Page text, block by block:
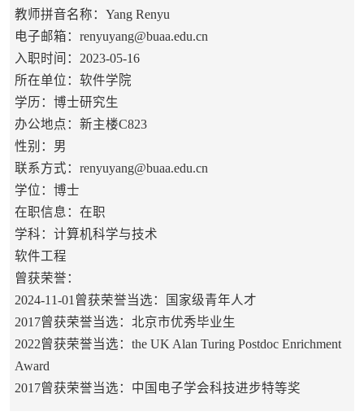
教师拼音名称：Yang Renyu
电子邮箱： renyuyang@buaa.edu.cn
入职时间：2023-05-16
所在单位：软件学院
学历：博士研究生
办公地点：新主楼C823
性别：男
联系方式：renyuyang@buaa.edu.cn
学位：博士
在职信息：在职
学科：计算机科学与技术
软件工程
曾获荣誉：
2024-11-01曾获荣誉当选：国家级青年人才
2017曾获荣誉当选：北京市优秀毕业生
2022曾获荣誉当选：the UK Alan Turing Postdoc Enrichment
Award
2017曾获荣誉当选：中国电子学会科技进步特等奖